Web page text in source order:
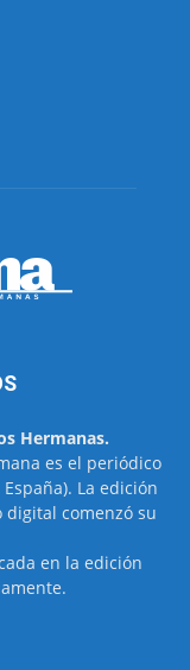
Hermanas.
es el periódico
La edición
digital comenzó su
en la edición